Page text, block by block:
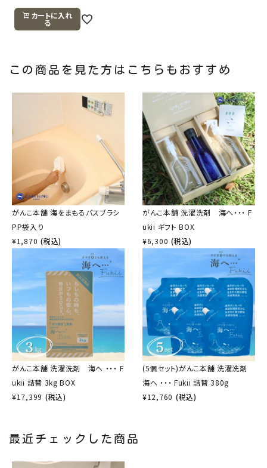
カートに入れ
る
この商品を見た方はこちらもおすすめ
がんこ本舗 海をまもるバスブラシ
PP袋入り
¥1,870 (税込)
がんこ本舗 洗濯洗剤 海へ・・・ F
ukii ギフト BOX
¥6,300 (税込)
がんこ本舗 洗濯洗剤 海へ ・・・ F
ukii 詰替 3kg BOX
¥17,399 (税込)
(5個セット)がんこ本舗 洗濯洗剤
海へ ・・・ Fukii 詰替 380g
¥12,760 (税込)
最近チェックした商品